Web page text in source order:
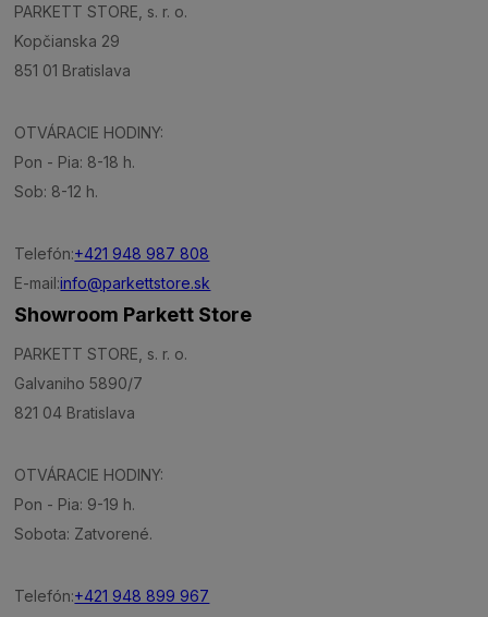
PARKETT STORE, s. r. o.
Kopčianska 29
851 01 Bratislava
OTVÁRACIE HODINY:
Pon - Pia: 8-18 h.
Sob: 8-12 h.
Telefón:+421 948 987 808
E-mail:info@parkettstore.sk
Showroom Parkett Store
PARKETT STORE, s. r. o.
Galvaniho 5890/7
821 04 Bratislava
OTVÁRACIE HODINY:
Pon - Pia: 9-19 h.
Sobota: Zatvorené.
Telefón:+421 948 899 967